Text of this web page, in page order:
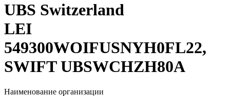
UBS Switzerland
LEI
549300WOIFUSNYH0FL22,
SWIFT UBSWCHZH80A
Наименование организации